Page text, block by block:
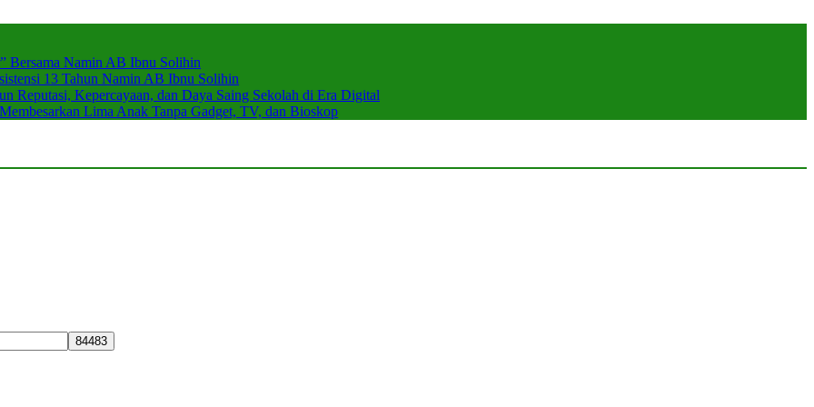
Bersama Namin AB Ibnu Solihin
13 Tahun Namin AB Ibnu Solihin
Reputasi, Kepercayaan, dan Daya Saing Sekolah di Era Digital
Lima Anak Tanpa Gadget, TV, dan Bioskop